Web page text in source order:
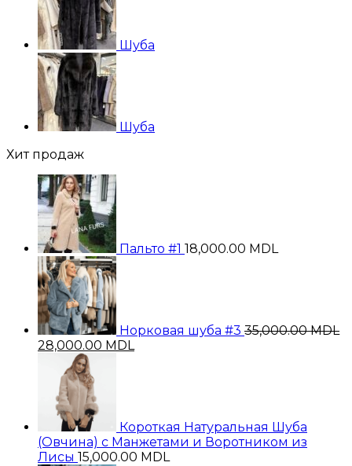
Шуба
Шуба
Хит продаж
Пальто #1 18,000.00 MDL
Норковая шуба #3 35,000.00MDL
Первоначальная
составляла
35,000.00 MDL.
28,000.00 MDL
Короткая Натуральная Шуба
(Овчина) с Манжетами и Воротником из
Лисы 15,000.00 MDL